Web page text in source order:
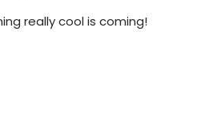
really cool is coming!